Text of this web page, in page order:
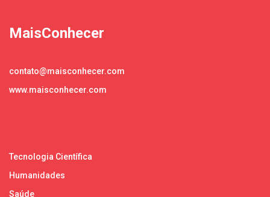
MaisConhecer
contato@maisconhecer.com
www.maisconhecer.com
Tecnologia Científica
Humanidades
Saúde